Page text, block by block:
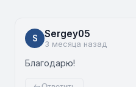
S Sergey05
3 месяца назад
Благодарю!